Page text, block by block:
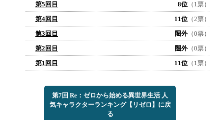
第5回目
8位 （1票）
第4回目
11位 （2票）
第3回目
圏外（0票）
第2回目
圏外（0票）
第1回目
11位 （1票）
第7回 Re：ゼロから始める異世界生活 人
気キャラクターランキング【リゼロ】に戻
る